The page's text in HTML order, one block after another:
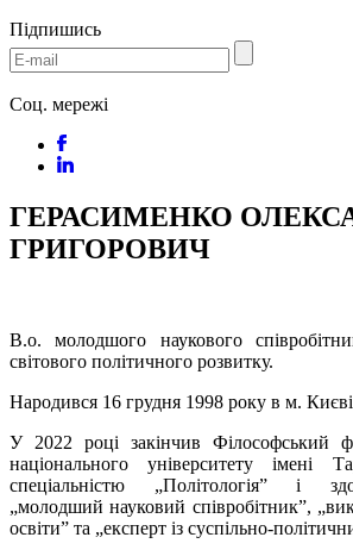
Підпишись
Соц. мережі
ГЕРАСИМЕНКО
ГРИГОРОВИЧ
В.о. молодшого наукового
світового політичного розвитку.
Народився 16 грудня 1998 року в м.
У 2022 році закінчив Філософський
національного університету імені
спеціальністю „Політологія” і
„молодший науковий співробітник”,
освіти” та „експерт із суспільно-